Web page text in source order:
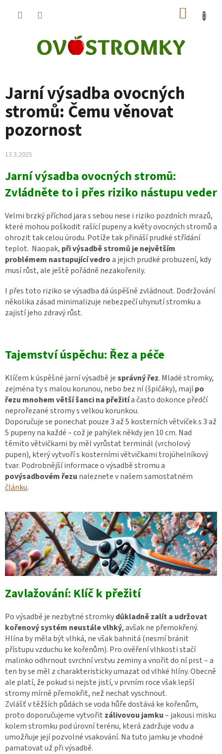
Jarní výsadba ovocných
stromů: Čemu věnovat
pozornost
13.3.2025
Jarní výsadba ovocných stromů:
Zvládněte to i přes riziko nástupu veder
Velmi brzký příchod jara s sebou nese i riziko pozdních mrazů,
které mohou poškodit rašící pupeny a květy ovocných stromů a
ohrozit tak celou úrodu. Potíže tak přináší prudké střídání
teplot. Naopak, při výsadbě stromů je největším
problémem nastupující vedroa jejich prudké probuzení, kdy
musí růst, ale ještě pořádně nezakořenily.
I přes toto riziko se výsadba dá úspěšně zvládnout. Dodržování
několika zásad minimalizuje nebezpečí uhynutí stromku a
zajistí jeho zdravý růst.
Tajemství úspěchu: Řez a péče
Klíčem k úspěšné jarní výsadbě jesprávný řez. Mladé stromky,
zejména ty s malou korunou, nebo bez ní (špičáky), majípo
řezu mnohem větší šanci na přežitía často dokonce předčí
neprořezané stromy s velkou korunkou.
Doporučuje se ponechat pouze 3 až 5 kosterních větviček s 3 až
5 pupeny na každé – což je pahýlek někdy jen 10 cm. Nad
těmito větvičkami by měl vyrůstat terminál (vrcholový
pupen), který vytvoří s kosterními větvičkami trojúhelníkový
tvar. Podrobnější informace o výsadbě stromu a
povýsadbovém řezu naleznete v našem samostatném
článku.
Zavlažování: Klíč k přežití
Po výsadbě je nezbytné stromkydůkladně zalít a udržovat
kořenový systém neustále vlhký, avšak ne přemokřený.
Hlína by měla být vlhká, ne však bahnitá (nesmí bránit
přístupu vzduchu ke kořenům). Pro ověření vlhkosti stačí
malinko odhrnout svrchní vrstvu zeminy a vnořit do ní prst – a
ten by se měl z charakteristicky umazat od vlhké hlíny. Obecně
ale platí, že pokud si nejste jistí, v prvním roce však lepší
stromy mírně přemokřit, než nechat vyschnout.
Zvlášť v těžších půdách se voda hůře dostává ke kořenům,
proto doporučujeme vytvořit zálivovou jamku– jakousi misku
kolem stromku pod úrovní terénu, která zadržuje vodu a
umožňuje její pozvolné vsakování. Na tuto jamku je vhodné
pamatovat už při výsadbě.